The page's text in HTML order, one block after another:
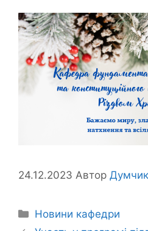
24.12.2023 Автор
Новини кафедри